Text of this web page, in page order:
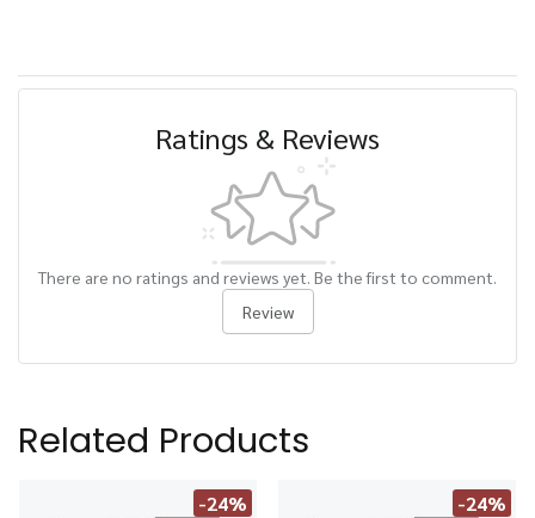
Ratings & Reviews
There are no ratings and reviews yet. Be the first to comment.
Review
Related Products
-24% -24%